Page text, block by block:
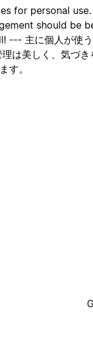
for personal
should be
主に個人が使う
理は美しく、気づ
す。